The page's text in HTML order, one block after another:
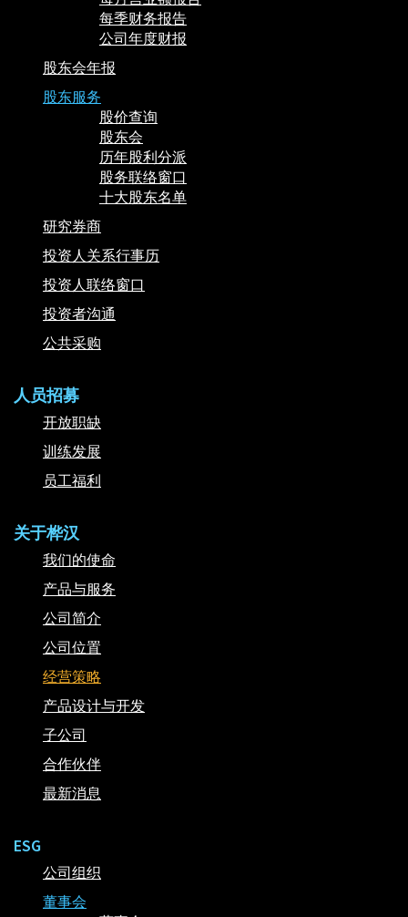
每季财务报告
公司年度财报
股东会年报
股东服务
股价查询
股东会
历年股利分派
股务联络窗口
十大股东名单
研究券商
投资人关系行事历
投资人联络窗口
投资者沟通
公共采购
人员招募
开放职缺
训练发展
员工福利
关于桦汉
我们的使命
产品与服务
公司简介
公司位置
经营策略
产品设计与开发
子公司
合作伙伴
最新消息
ESG
公司组织
董事会